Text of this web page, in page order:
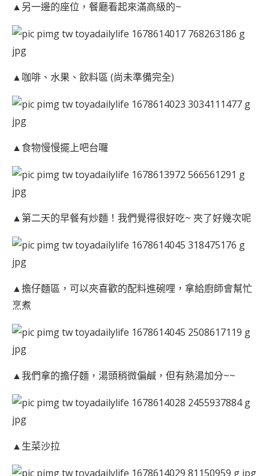
▲另一邊的座位，餐廳看起來滿高級的~
▲咖啡、水果、飲料區 (尚未準備完全)
▲食物慢慢擺上吧台囉
▲第二天的早餐有炒麵！我們覺得很好吃~ 夾了好幾次呢
▲擔仔麵區，可以夾喜歡的配料進碗哩，拿給廚師會幫忙
烹煮
▲我們拿的擔仔麵，湯頭稍微偏鹹，但有熱湯加分~~
▲生菜沙拉